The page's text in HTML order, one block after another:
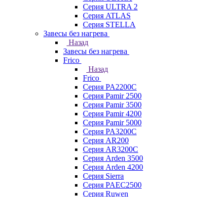
Серия ULTRA 2
Серия ATLAS
Серия STELLA
Завесы без нагрева
Назад
Завесы без нагрева
Frico
Назад
Frico
Серия PA2200C
Серия Pamir 2500
Серия Pamir 3500
Серия Pamir 4200
Серия Pamir 5000
Серия PA3200C
Серия AR200
Серия AR3200C
Серия Arden 3500
Серия Arden 4200
Серия Sierra
Серия PAEC2500
Серия Ruwen